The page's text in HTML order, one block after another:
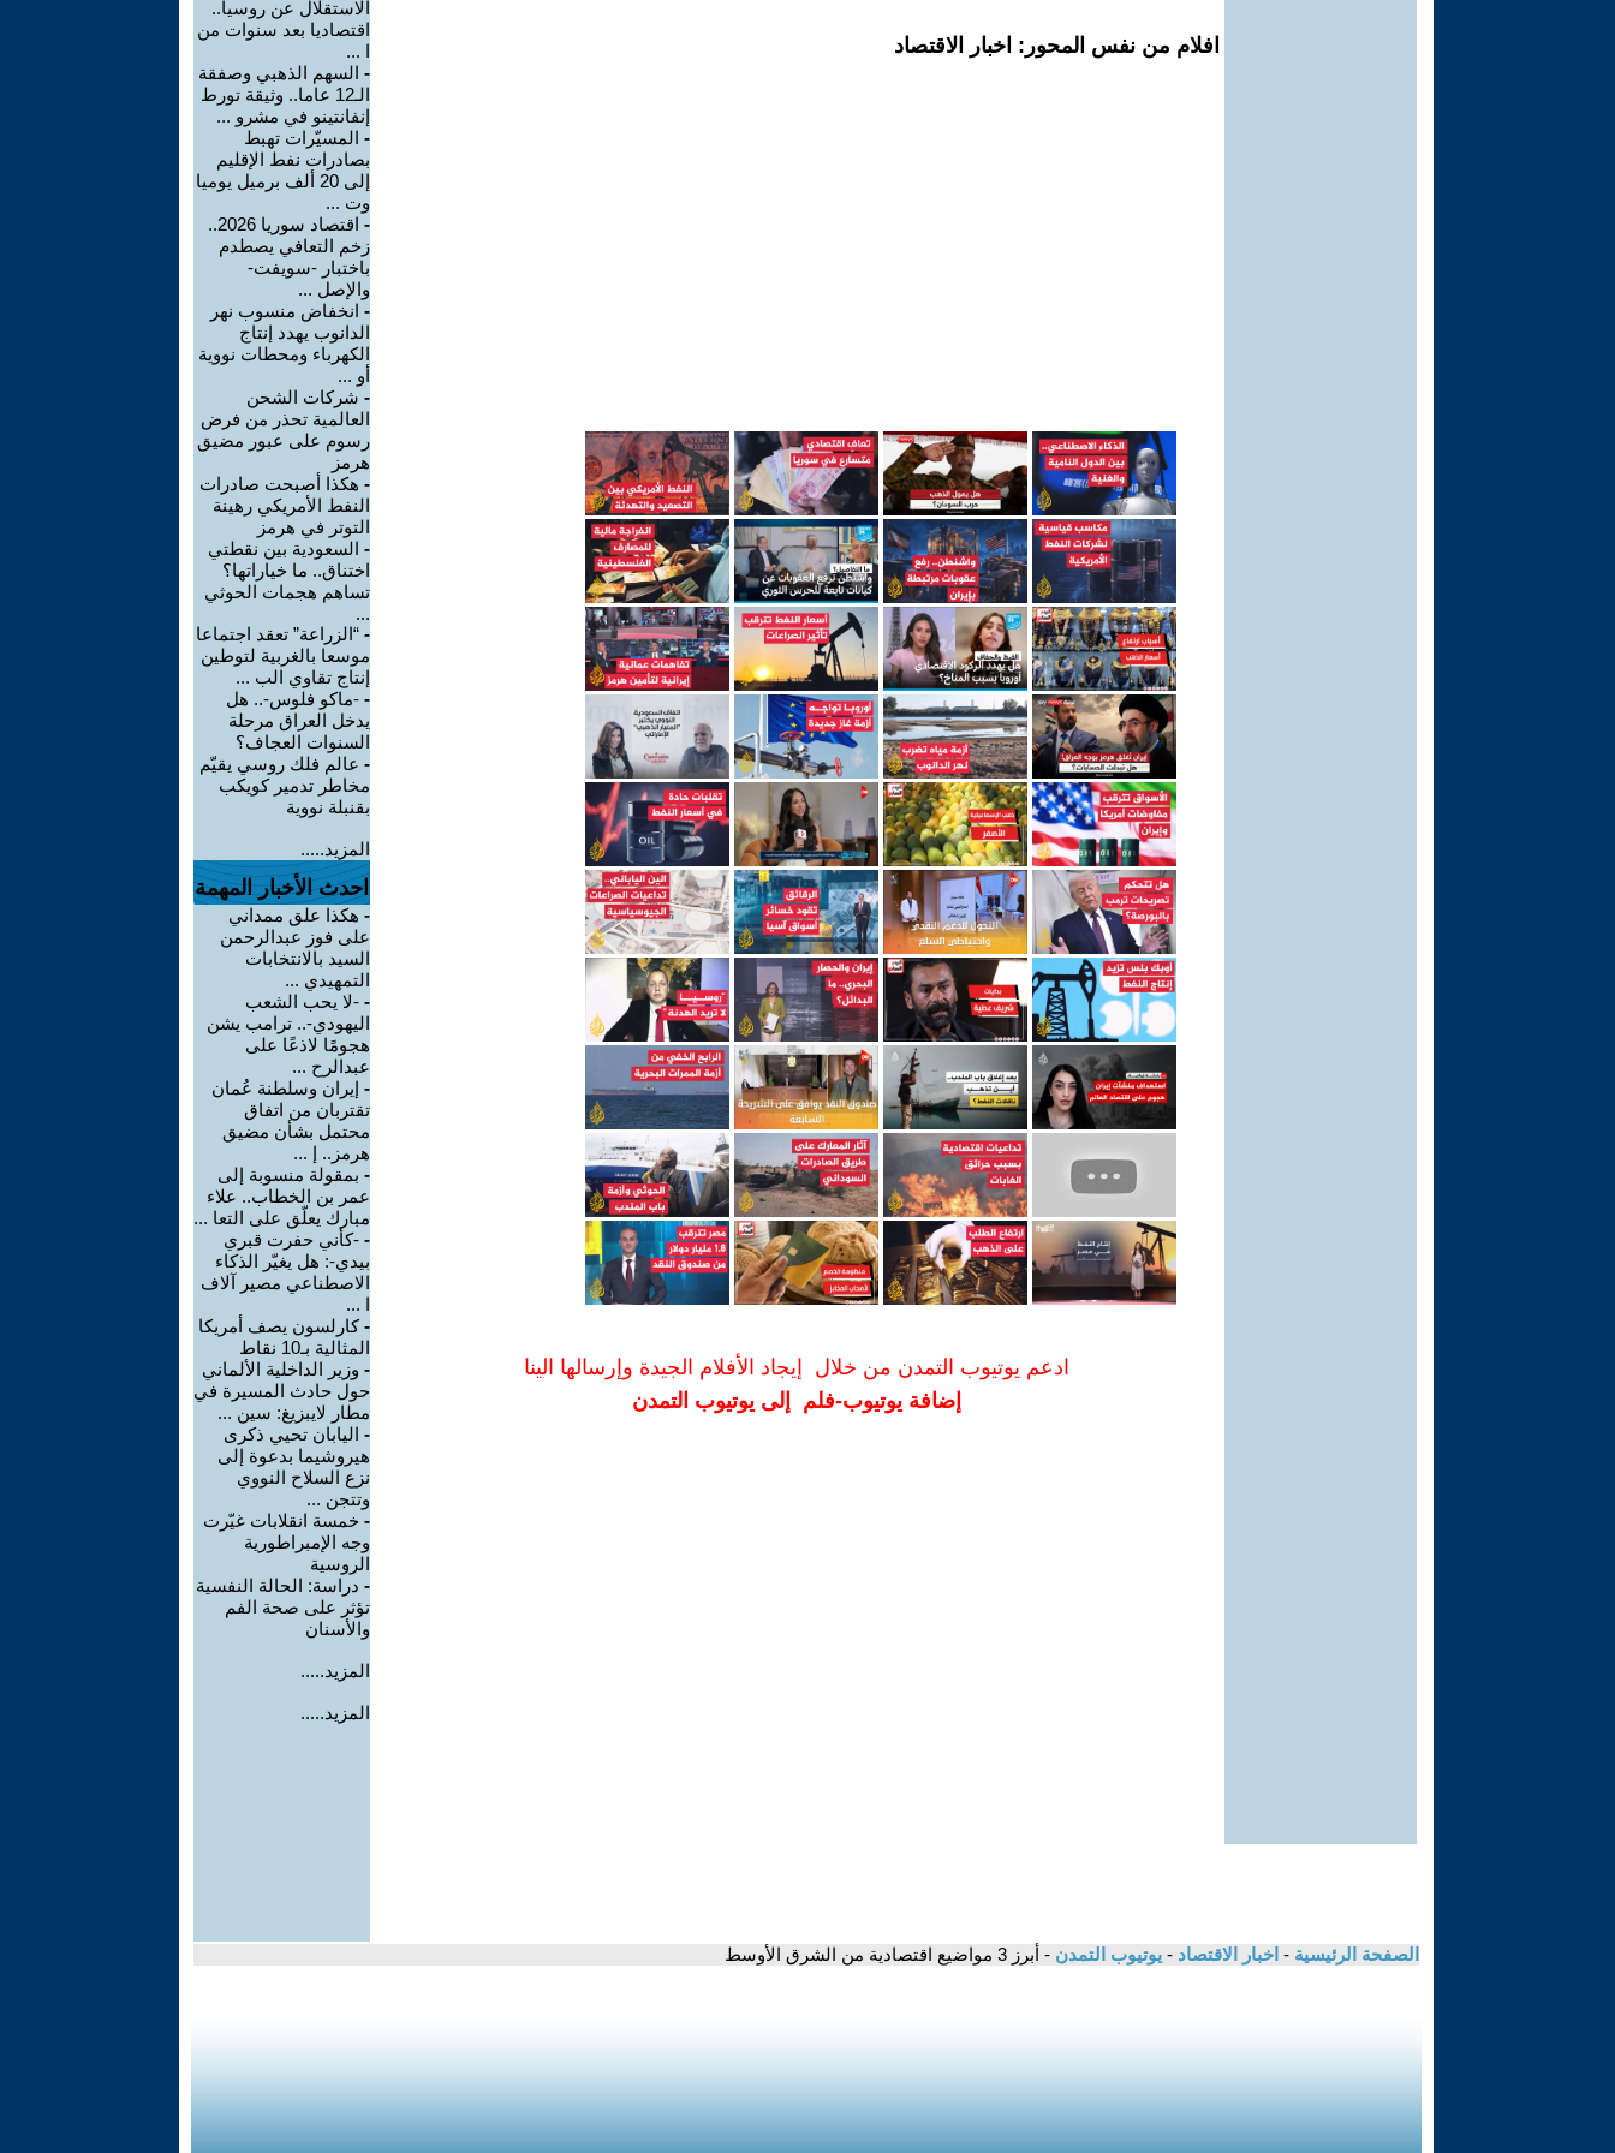
افلام من نفس المحور: اخبار الاقتصاد
ادعم يوتيوب التمدن من خلال إيجاد الأفلام الجيدة وإرسالها الينا
إضافة يوتيوب-فلم إلى يوتيوب التمدن
الاستقلال عن روسيا..
اقتصاديا بعد سنوات من
ا ...
- السهم الذهبي وصفقة
الـ12 عاما.. وثيقة تورط
إنفانتينو في مشرو ...
- المسيّرات تهبط
بصادرات نفط الإقليم
إلى 20 ألف برميل يوميا
وت ...
-
اقتصاد سوريا 2026..
زخم التعافي يصطدم
باختبار -سويفت-
والإصل ...
- انخفاض منسوب نهر
الدانوب يهدد إنتاج
الكهرباء ومحطات نووية
أو ...
- شركات الشحن
العالمية تحذر من فرض
رسوم على عبور مضيق
هرمز
- هكذا أصبحت صادرات
النفط الأمريكي رهينة
التوتر في هرمز
- السعودية بين نقطتي
اختناق.. ما خياراتها؟
تساهم هجمات الحوثي
...
- “الزراعة” تعقد اجتماعا
موسعا بالغربية لتوطين
إنتاج تقاوي الب ...
- -ماكو فلوس-.. هل
يدخل العراق مرحلة
السنوات العجاف؟
- عالم فلك روسي يقيّم
مخاطر تدمير كويكب
بقنبلة نووية
المزيد.....
احدث الأخبار المهمة
- هكذا علق ممداني
على فوز عبدالرحمن
السيد بالانتخابات
التمهيدي ...
- -لا يحب الشعب
اليهودي-.. ترامب يشن
هجومًا لاذعًا على
عبدالرح ...
- إيران وسلطنة عُمان
تقتربان من اتفاق
محتمل بشأن مضيق
هرمز.. إ ...
- بمقولة منسوبة إلى
عمر بن الخطاب.. علاء
مبارك يعلّق على التعا ...
- -كأني حفرت قبري
بيدي-: هل يغيّر الذكاء
الاصطناعي مصير آلاف
ا ...
-كارلسون يصف أمريكا
المثالية بـ10 نقاط
- وزير الداخلية الألماني
حول حادث المسيرة في
مطار لايبزيغ: سين ...
- اليابان تحيي ذكرى
هيروشيما بدعوة إلى
نزع السلاح النووي
وتتجن ...
- خمسة انقلابات غيّرت
وجه الإمبراطورية
الروسية
- دراسة: الحالة النفسية
تؤثر على صحة الفم
والأسنان
المزيد.....
المزيد.....
الصفحة الرئيسية - اخبار الاقتصاد - يوتيوب التمدن - أبرز 3 مواضيع اقتصادية من الشرق الأوسط